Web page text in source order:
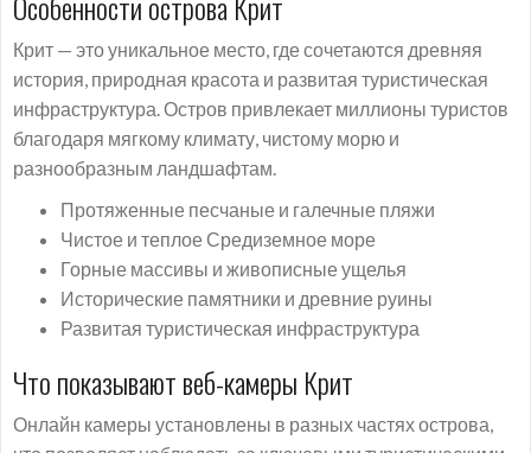
Крит — это уникальное место, где сочетаются древняя
история, природная красота и развитая туристическая
инфраструктура. Остров привлекает миллионы туристов
благодаря мягкому климату, чистому морю и
разнообразным ландшафтам.
Протяженные песчаные и галечные пляжи
Чистое и теплое Средиземное море
Горные массивы и живописные ущелья
Исторические памятники и древние руины
Развитая туристическая инфраструктура
Что показывают веб-камеры Крит
Онлайн камеры установлены в разных частях острова,